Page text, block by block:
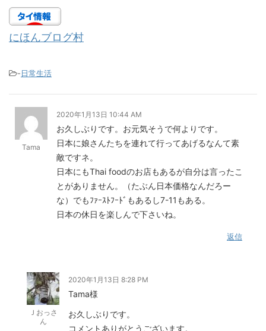
にほんブログ村
-日常生活
Tama
2020年1月13日 10:44 AM
お久しぶりです。お元気そうで何よりです。
日本に娘さんたちを連れて行ってあげるなんて素
敵ですネ。
日本にもThai foodのお店もあるが自分は言ったこ
とがありません。（たぶん日本価格なんだろー
な）でもﾌｧｰｽﾄﾌｰﾄﾞもあるし7-11もある。
日本の休日を楽しんで下さいね。
返信
Ｊおっさ
ん
2020年1月13日 8:28 PM
Tama様
お久しぶりです。
コメントありがとうございます。